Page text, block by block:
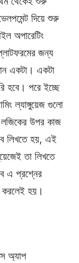
দিয়ে শুরু
অপারেটিং
জন্য
একটা। একটা
হবে। পরে ইচ্ছে
ল্যাঙ্গুয়েজ গুলো
উপর কাজ
লিখতে হয়, এই
তা লিখতে
এ প্রশ্নের
করলেই হয়।
অ্যাপ